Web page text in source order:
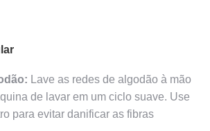
Lave as redes de algodão à mão
de lavar em um ciclo suave. Use
para evitar danificar as fibras